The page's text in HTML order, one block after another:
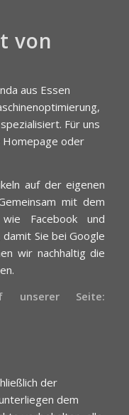
von
aus Essen
Für uns
oder
auf der eigenen
mit dem
Facebook und
Sie bei Google
wir nachhaltig die
unserer Seite:
der
dem